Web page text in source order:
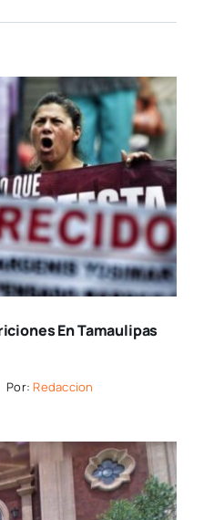
En Tamaulipas
Por: Redaccion